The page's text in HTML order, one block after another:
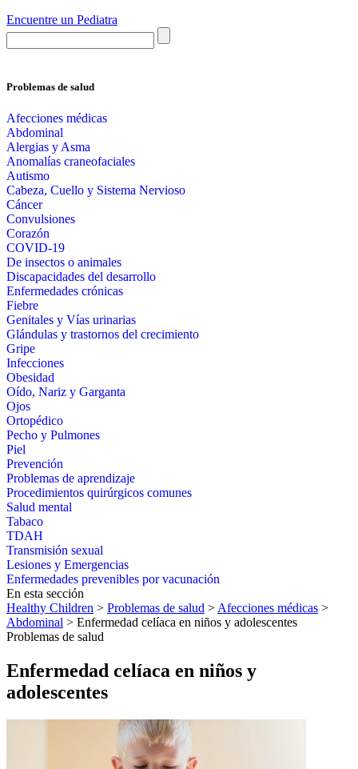
Encuentre un Pediatra
Problemas de salud
Afecciones médicas
Abdominal
Alergias y Asma
Anomalías craneofaciales
Autismo
Cabeza, Cuello y Sistema Nervioso
Cáncer
Convulsiones
Corazón
COVID-19
De insectos o animales
Discapacidades del desarrollo
Enfermedades crónicas
Fiebre
Genitales y Vías urinarias
Glándulas y trastornos del crecimiento
Gripe
Infecciones
Obesidad
Oído, Nariz y Garganta
Ojos
Ortopédico
Pecho y Pulmones
Piel
Prevención
Problemas de aprendizaje
Procedimientos quirúrgicos comunes
Salud mental
Tabaco
TDAH
Transmisión sexual
Lesiones y Emergencias
Enfermedades prevenibles por vacunación
En esta sección
Healthy Children > Problemas de salud > Afecciones médicas >
Abdominal > Enfermedad celíaca en niños y adolescentes
Problemas de salud
Enfermedad celíaca en niños y
adolescentes